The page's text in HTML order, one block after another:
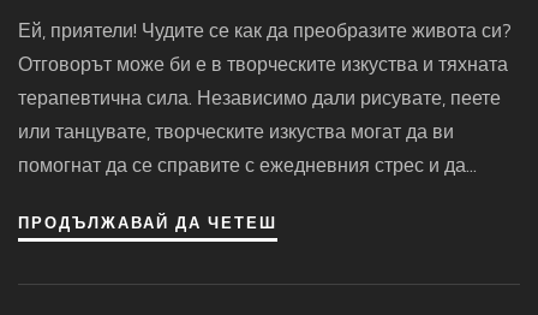
Ей, приятели! Чудите се как да преобразите живота си?
Отговорът може би е в творческите изкуства и тяхната
терапевтична сила. Независимо дали рисувате, пеете
или танцувате, творческите изкуства могат да ви
помогнат да се справите с ежедневния стрес и да
това звучи по-вълнуващо от любимите ми пицелчета с
ПРОДЪЛЖАВАЙ ДА ЧЕТЕШ